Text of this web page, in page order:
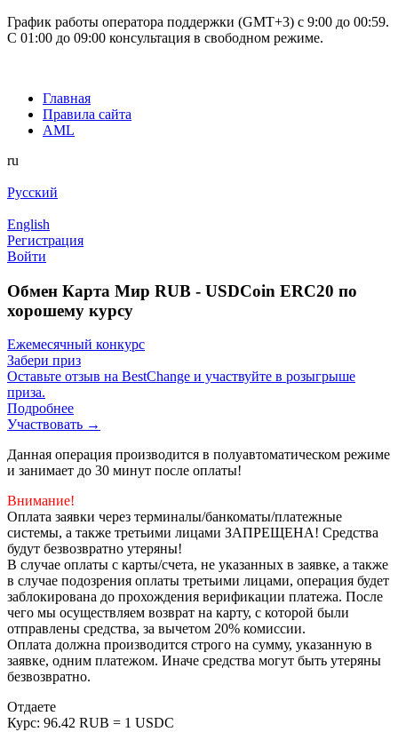
График работы оператора поддержки (GMT+3) c 9:00 до 00:59.
С 01:00 до 09:00 консультация в свободном режиме.
Главная
Правила сайта
AML
ru
Русский
English
Регистрация
Войти
Обмен Карта Мир RUB - USDCoin ERC20 по
хорошему курсу
Ежемесячный конкурс
Забери приз
Оставьте отзыв на BestChange и участвуйте в розыгрыше
приза.
Подробнее
Участвовать →
Данная операция производится в полуавтоматическом режиме
и занимает до 30 минут после оплаты!
Внимание!
Оплата заявки через терминалы/банкоматы/платежные
системы, а также третьими лицами ЗАПРЕЩЕНА! Средства
будут безвозвратно утеряны!
В случае оплаты с карты/счета, не указанных в заявке, а также
в случае подозрения оплаты третьими лицами, операция будет
заблокирована до прохождения верификации платежа. После
чего мы осуществляем возврат на карту, с которой были
отправлены средства, за вычетом 20% комиссии.
Оплата должна производится строго на сумму, указанную в
заявке, одним платежом. Иначе средства могут быть утеряны
безвозвратно.
Отдаете
Курс: 96.42 RUB = 1 USDC